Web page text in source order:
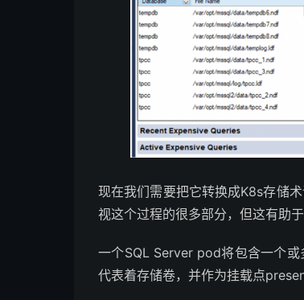
现在我们需要把它转换成K8s存储
视这个过程的很多部分，但这有助
一个SQL Server pod将包含一个
代表着存储卷，并作为挂载点